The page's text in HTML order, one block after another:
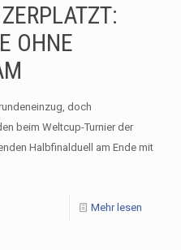
OHNE
doch
beim Weltcup-Turnier der
Halbfinalduell am Ende mit
Mehr lesen